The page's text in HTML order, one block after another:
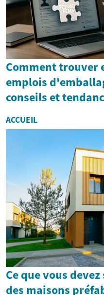
Comment trouver
emplois
conseils et
ACCUEIL
Ce que vous
des maisons